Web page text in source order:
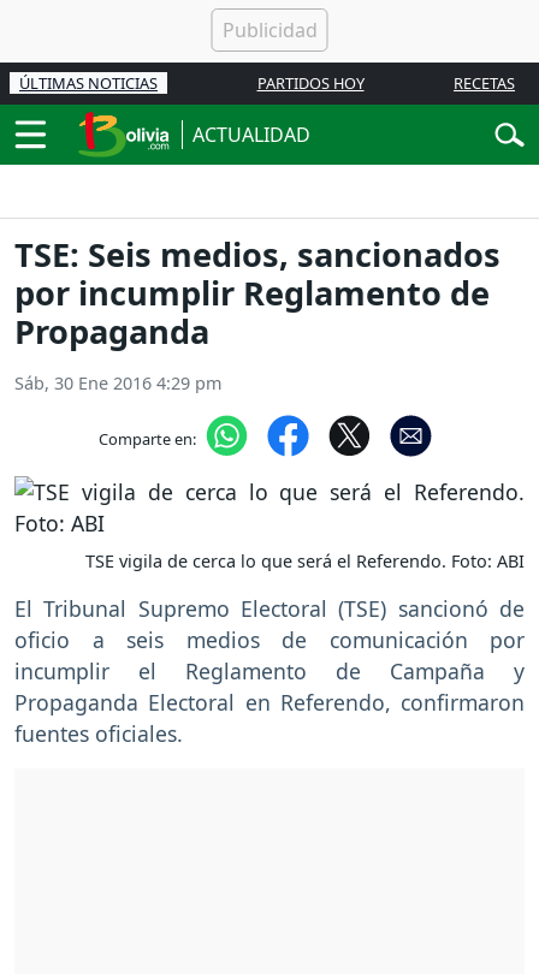
ÚLTIMAS NOTICIAS PARTIDOS HOY RECETAS
ACTUALIDAD
TSE: Seis medios, sancionados
por incumplir Reglamento de
Propaganda
Sáb, 30 Ene 2016 4:29 pm
Comparte en:
TSE vigila de cerca lo que será el Referendo. Foto: ABI
El Tribunal Supremo Electoral (TSE) sancionó de
oficio a seis medios de comunicación por
incumplir el Reglamento de Campaña y
Propaganda Electoral en Referendo, confirmaron
fuentes oficiales.